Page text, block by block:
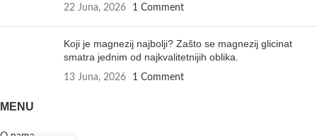
22 Juna, 2026 1 Comment
Koji je magnezij najbolji? Zašto se magnezij glicinat
smatra jednim od najkvalitetnijih oblika.
13 Juna, 2026 1 Comment
MENU
O nama